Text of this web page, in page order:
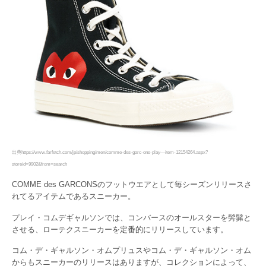
出典https://www.farfetch.com/jp/shopping/men/comme-des-garc-ons-play—item-12154264.aspx?
storeid=9902&from=search
COMME des GARCONSのフットウエアとして毎シーズンリリースさ
れてるアイテムであるスニーカー。
プレイ・コムデギャルソンでは、コンバースのオールスターを髣髴と
させる、ローテクスニーカーを定番的にリリースしています。
コム・デ・ギャルソン・オムプリュスやコム・デ・ギャルソン・オム
からもスニーカーのリリースはありますが、コレクションによって、